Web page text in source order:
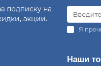
подписку на
акции.
Я
Наши